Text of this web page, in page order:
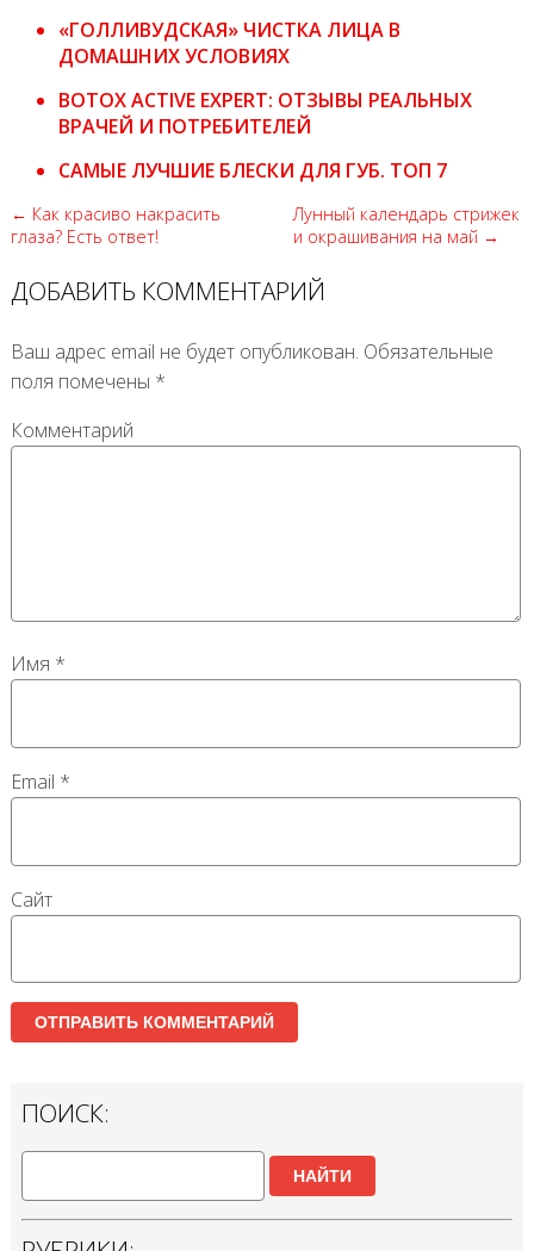
«ГОЛЛИВУДСКАЯ» ЧИСТКА ЛИЦА В
ДОМАШНИХ УСЛОВИЯХ
BOTOX ACTIVE EXPERT: ОТЗЫВЫ РЕАЛЬНЫХ
ВРАЧЕЙ И ПОТРЕБИТЕЛЕЙ
САМЫЕ ЛУЧШИЕ БЛЕСКИ ДЛЯ ГУБ. ТОП 7
← Как красиво накрасить
глаза? Есть ответ!
Лунный календарь стрижек
и окрашивания на май →
ДОБАВИТЬ КОММЕНТАРИЙ
Ваш адрес email не будет опубликован. Обязательные
поля помечены *
Комментарий
Имя *
Email *
Сайт
ПОИСК:
НАЙТИ